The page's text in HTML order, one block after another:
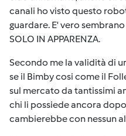
canali ho visto questo
guardare. E' vero
SOLO IN APPARENZA.
Secondo me la validità di
se il Bimby cosi come il
sul mercato da tantissimi
chi li possiede ancora
cambierebbe con nessun